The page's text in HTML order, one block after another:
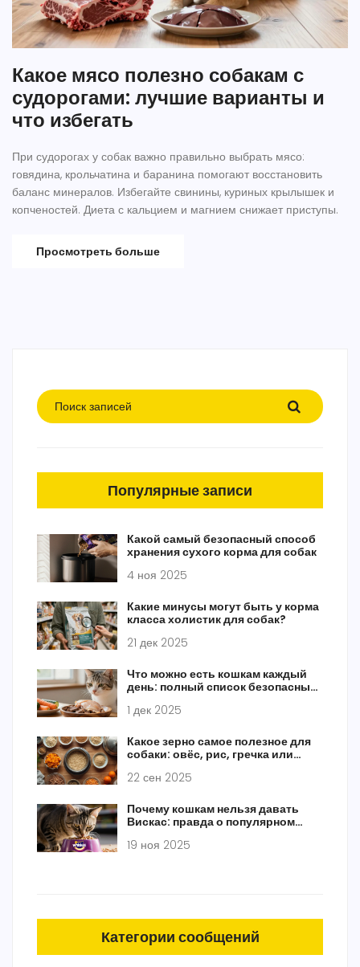
Какое мясо полезно собакам с
судорогами: лучшие варианты и
что избегать
При судорогах у собак важно правильно выбрать мясо:
говядина, крольчатина и баранина помогают восстановить
баланс минералов. Избегайте свинины, куриных крылышек и
копченостей. Диета с кальцием и магнием снижает приступы.
Просмотреть больше
Популярные записи
Какой самый безопасный способ
хранения сухого корма для собак
4 ноя 2025
Какие минусы могут быть у корма
класса холистик для собак?
21 дек 2025
Что можно есть кошкам каждый
день: полный список безопасных
1 дек 2025
Какое зерно самое полезное для
собаки: овёс, рис, гречка или
22 сен 2025
Почему кошкам нельзя давать
Вискас: правда о популярном
19 ноя 2025
Категории сообщений